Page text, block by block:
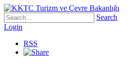
Search
Login
RSS